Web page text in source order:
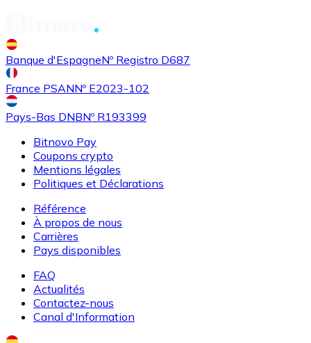
Banque d'EspagneNº Registro D687
France PSANNº E2023-102
Pays-Bas DNBNº R193399
Bitnovo Pay
Coupons crypto
Mentions légales
Politiques et Déclarations
Référence
À propos de nous
Carrières
Pays disponibles
FAQ
Actualités
Contactez-nous
Canal d'Information